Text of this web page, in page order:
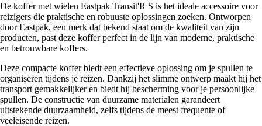
De koffer met wielen Eastpak Transit'R S is het ideale accessoire voor
reizigers die praktische en robuuste oplossingen zoeken. Ontworpen
door Eastpak, een merk dat bekend staat om de kwaliteit van zijn
producten, past deze koffer perfect in de lijn van moderne, praktische
en betrouwbare koffers.
Deze compacte koffer biedt een effectieve oplossing om je spullen te
organiseren tijdens je reizen. Dankzij het slimme ontwerp maakt hij het
transport gemakkelijker en biedt hij bescherming voor je persoonlijke
spullen. De constructie van duurzame materialen garandeert
uitstekende duurzaamheid, zelfs tijdens de meest frequente of
veeleisende reizen.